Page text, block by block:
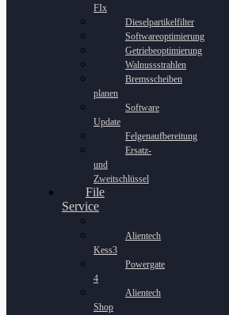
FIx
Dieselpartikelfilter
Softwareoptimierung
Getriebeoptimierung
Walnussstrahlen
Bremsscheiben
planen
Software
Update
Felgenaufbereitung
Ersatz-
und
Zweitschlüssel
File
Service
Alientech
Kess3
Powergate
4
Alientech
Shop